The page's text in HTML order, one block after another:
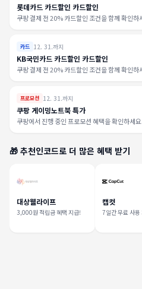
롯데카드 카드할인 카드할인
쿠팡 결제 전 20% 카드할인 조건을 함께 확인하
카드 12. 31.까지
KB국민카드 카드할인 카드할인
쿠팡 결제 전 20% 카드할인 조건을 함께 확인하
프로모션 12. 31.까지
쿠팡 게이밍노트북 특가
쿠팡에서 진행 중인 프로모션 혜택을 확인하세요.
🎁 추천인코드로 더 많은 혜택 받기
대상웰라이프
3,000원 적립금 혜택 지급!
캡컷
7일간 무료 사용